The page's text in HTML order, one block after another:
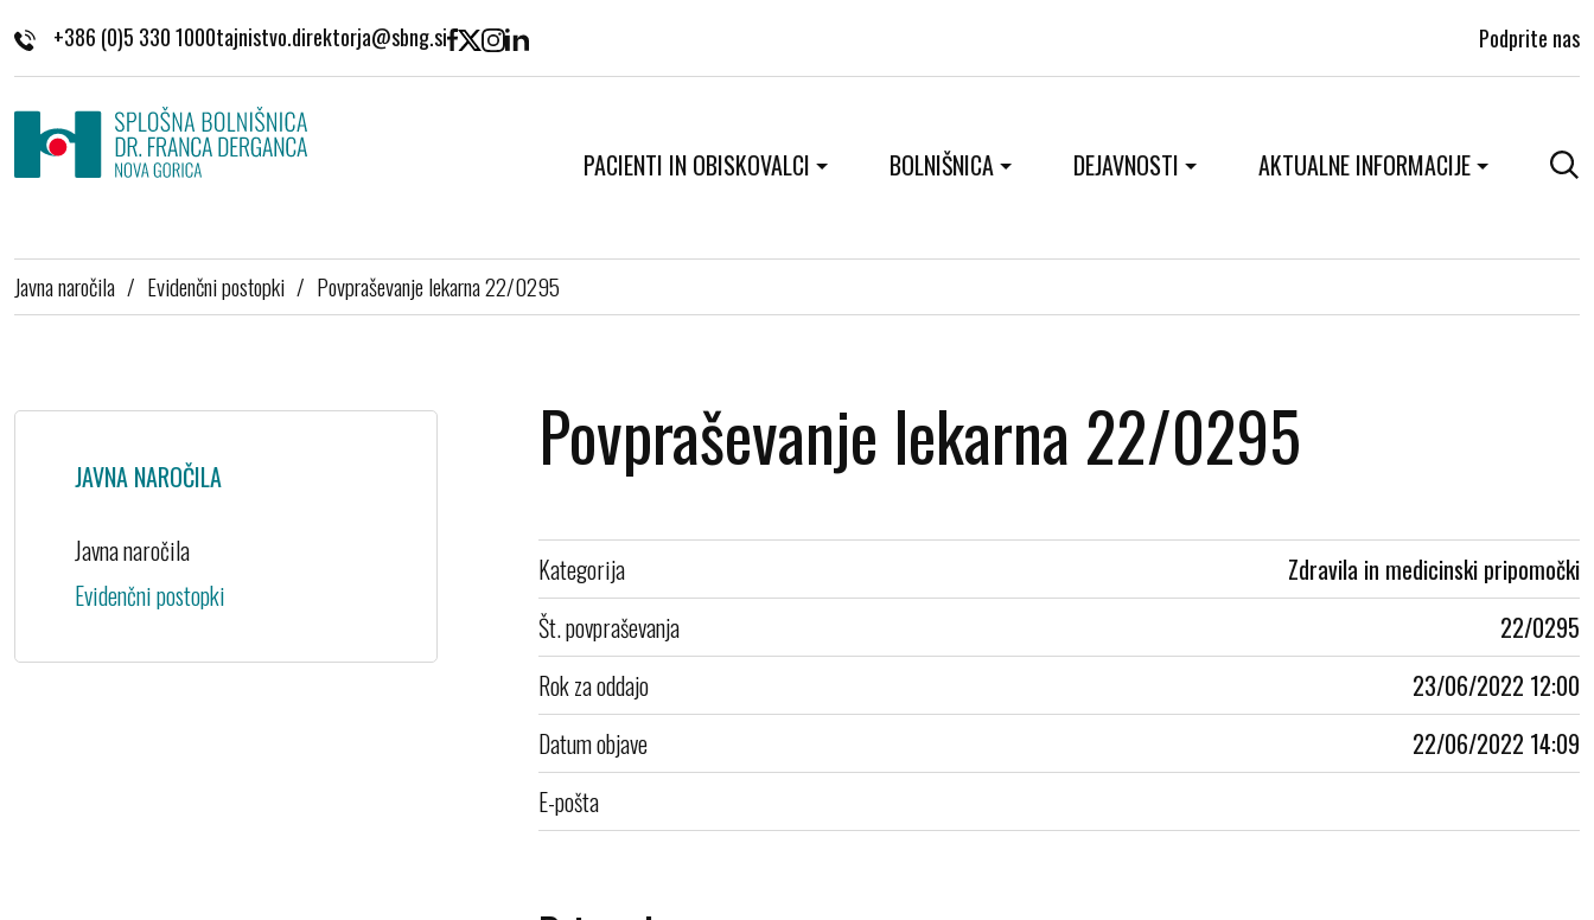
+386 (0)5 330 1000 Podprite nas
PACIENTI IN OBISKOVALCI BOLNIŠNICA DEJAVNOSTI AKTUALNE INFORMACIJE
Javna naročila / Evidenčni postopki / Povpraševanje lekarna 22/0295
JAVNA NAROČILA
Javna naročila
Evidenčni postopki
Povpraševanje lekarna 22/0295
Kategorija
Zdravila in medicinski pripomočki
Št. povpraševanja
22/0295
Rok za oddajo
23/06/2022 12:00
Datum objave
22/06/2022 14:09
E-pošta